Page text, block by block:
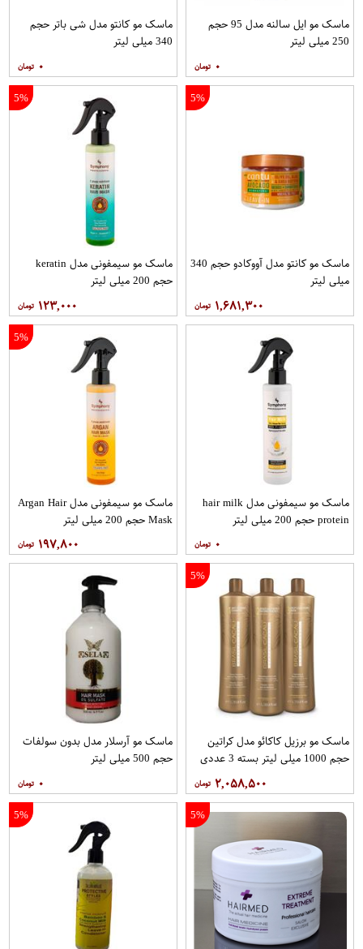
ماسک مو ایل سالنه مدل 95 حجم
250 میلی لیتر
۰
ماسک مو کانتو مدل شی باتر حجم
340 میلی لیتر
۰
5%
ماسک مو کانتو مدل آووکادو حجم 340
میلی لیتر
۱,۶۸۱,۳۰۰
5%
ماسک مو سیمفونی مدل keratin
حجم 200 میلی لیتر
۱۲۳,۰۰۰
ماسک مو سیمفونی مدل hair milk
protein حجم 200 میلی لیتر
۰
5%
ماسک مو سیمفونی مدل Argan Hair
Mask حجم 200 میلی لیتر
۱۹۷,۸۰۰
5%
ماسک مو برزیل کاکائو مدل کراتین
حجم 1000 میلی لیتر بسته 3 عددی
۲,۰۵۸,۵۰۰
ماسک مو آرسلار مدل بدون سولفات
حجم 500 میلی لیتر
۰
5%
5%